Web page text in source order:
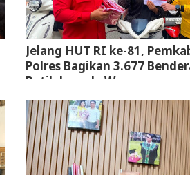
Jelang HUT RI ke-81,
Polres Bagikan 3.677
Putih kepada Warga